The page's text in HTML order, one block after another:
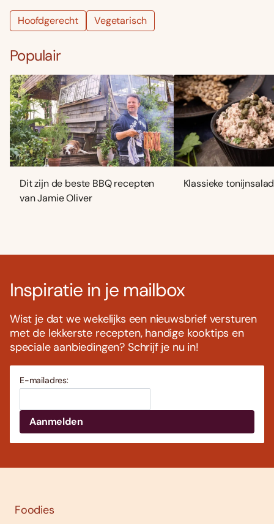
Hoofdgerecht Vegetarisch
Populair
Dit zijn de beste BBQ recepten
van Jamie Oliver
Klassieke
Inspiratie in je mailbox
Wist je dat we wekelijks een nieuwsbrief versturen
met de lekkerste recepten, handige kooktips en
speciale aanbiedingen? Schrijf je nu in!
E-mailadres:
Foodies